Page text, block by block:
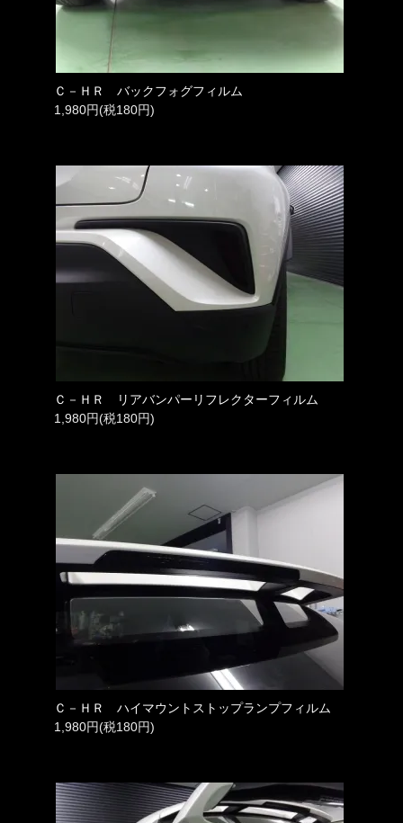
Ｃ－ＨＲ バックフォグフィルム
1,980円(税180円)
Ｃ－ＨＲ リアバンパーリフレクターフィルム
1,980円(税180円)
Ｃ－ＨＲ ハイマウントストップランプフィルム
1,980円(税180円)